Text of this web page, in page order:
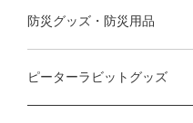
防災グッズ・防災用品
ピーターラビットグッズ